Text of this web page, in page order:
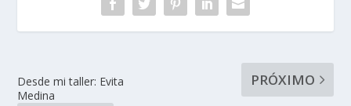
Desde mi taller: Evita
Medina
PRÓXIMO